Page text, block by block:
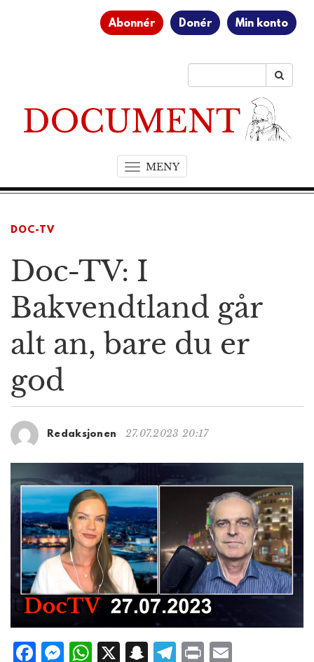
Abonnér Donér Min konto
MENYT
o
i
a
t
DOC-TV
Doc-TV: I
Bakvendtland går
alt an, bare du er
god
Redaksjonen 27.07.2023 20:17
F
M W X S
T P